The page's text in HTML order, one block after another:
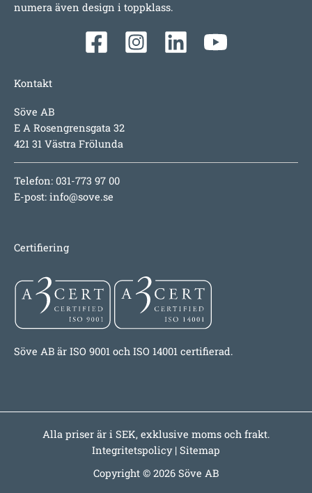
numera även design i toppklass.
Kontakt
Söve AB
E A Rosengrensgata 32
421 31 Västra Frölunda
Telefon: 031-773 97 00
E-post: info@sove.se
Certifiering
Söve AB är ISO 9001 och ISO 14001 certifierad.
Alla priser är i SEK, exklusive moms och frakt.
Integritetspolicy| Sitemap
Copyright © 2026 Söve AB